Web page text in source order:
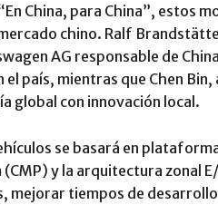
China, para China”, estos
chino. Ralf
AG responsable de
país, mientras que Chen
global con innovación local.
se basará en
y la arquitectura zonal
mejorar tiempos de